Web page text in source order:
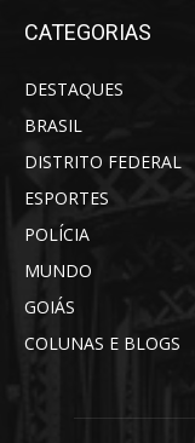
CATEGORIAS
DESTAQUES
BRASIL
DISTRITO FEDERAL
ESPORTES
POLÍCIA
MUNDO
GOIÁS
COLUNAS E BLOGS